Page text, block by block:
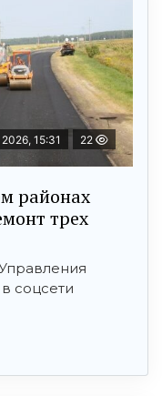
15:31 22
районах
трех
соцсети